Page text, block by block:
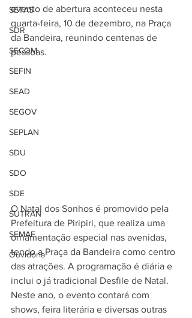
SETAS
SDR
SECOM
SEFIN
SEAD
SEGOV
SEPLAN
SDU
SDO
SDE
SUTRAN
SEMAF
Ouvidoria
evento de abertura aconteceu nesta
quarta-feira, 10 de dezembro, na Praça
da Bandeira, reunindo centenas de
pessoas.
O Natal dos Sonhos é promovido pela
Prefeitura de Piripiri, que realiza uma
ornamentação especial nas avenidas,
tendo a Praça da Bandeira como centro
das atrações. A programação é diária e
inclui o já tradicional Desfile de Natal.
Neste ano, o evento contará com
shows, feira literária e diversas outras